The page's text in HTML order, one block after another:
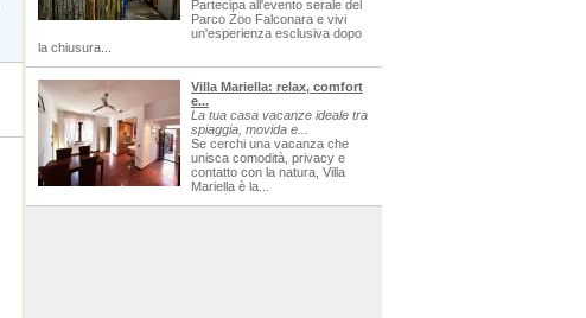
Partecipa all'evento serale del
Parco Zoo Falconara e vivi
un'esperienza esclusiva dopo
la chiusura...
Villa Mariella: relax, comfort
e...
La tua casa vacanze ideale tra
spiaggia, movida e...
Se cerchi una vacanza che
unisca comodità, privacy e
contatto con la natura, Villa
Mariella è la...